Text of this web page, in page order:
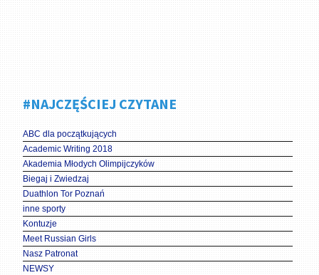
#NAJCZĘŚCIEJ CZYTANE
ABC dla początkujących
Academic Writing 2018
Akademia Młodych Olimpijczyków
Biegaj i Zwiedzaj
Duathlon Tor Poznań
inne sporty
Kontuzje
Meet Russian Girls
Nasz Patronat
NEWSY